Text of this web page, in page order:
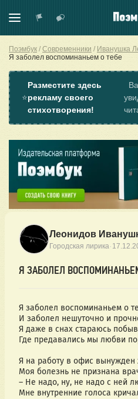
Поэмбук Современники
Иванушка
Я заболел воспоминаньем о тебе
⭐
Разместите здесь
рекламу своего
стихотворения!
Леонидов
Городская лирика·
Я ЗАБОЛЕЛ
Я заболел воспоминаньем о
И заболел нешуточно и
Я даже в снах стараюсь
Где предавались мы любви
Я на работу в офис вынужден
Моя болезнь не признана
– Не надо, ну, не надо с ней
Мне внутренние голоса